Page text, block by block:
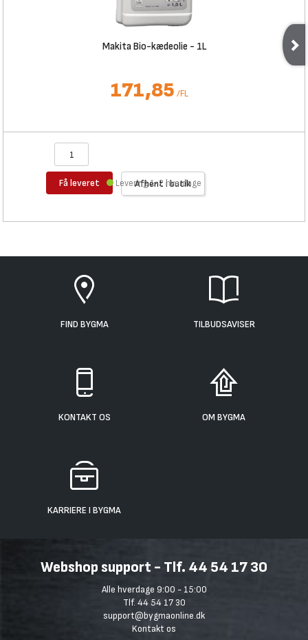
Makita Bio-kædeolie - 1L
171,85 /FL
Få leveret Afhent i butik
Levering 1-2 hverdage
FIND BYGMA TILBUDSAVISER
KONTAKT OS OM BYGMA
KARRIERE I BYGMA
Webshop support - Tlf. 44 54 17 30
Alle hverdage 9:00 - 15:00
Tlf. 44 54 17 30
support@bygmaonline.dk
Kontakt os